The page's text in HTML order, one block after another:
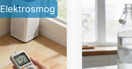
Elektrosmog